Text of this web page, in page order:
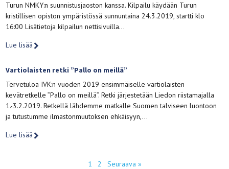
Turun NMKY:n suunnistusjaoston kanssa. Kilpailu käydään Turun
kristillisen opiston ympäristössä sunnuntaina 24.3.2019, startti klo
16:00 Lisätietoja kilpailun nettisivuilla…
Lue lisää
Vartiolaisten retki ”Pallo on meillä”
Tervetuloa IVK:n vuoden 2019 ensimmäiselle vartiolaisten
kevätretkelle ”Pallo on meillä”. Retki järjestetään Liedon riistamajalla
1.-3.2.2019. Retkellä lähdemme matkalle Suomen talviseen luontoon
ja tutustumme ilmastonmuutoksen ehkäisyyn,…
Lue lisää
1 2 Seuraava »